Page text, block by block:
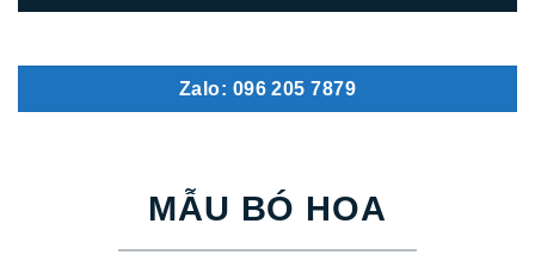
Zalo: 096 205 7879
MẪU BÓ HOA